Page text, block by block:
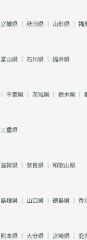
宮城県 ｜ 秋田県 ｜ 山形県 ｜ 福
富山県 ｜ 石川県 ｜ 福井県
｜ 千葉県 ｜ 茨城県 ｜ 栃木県 ｜
三重県
滋賀県 ｜ 奈良県 ｜ 和歌山県
島根県 ｜ 山口県 ｜ 徳島県 ｜ 香
熊本県 ｜ 大分県 ｜ 宮崎県 ｜ 鹿